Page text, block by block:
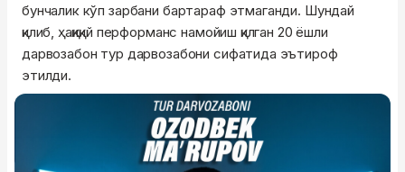
бунчалик кўп зарбани бартараф этмаганди. Шундай
қилиб, ҳақиқий перформанс намойиш қилган 20 ёшли
дарвозабон тур дарвозабони сифатида эътироф
этилди.